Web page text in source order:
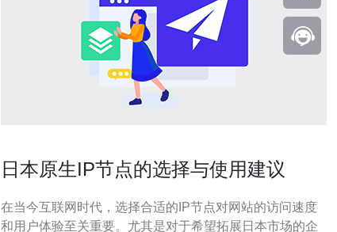
日本原生IP节点的选择与使用建议
在当今互联网时代，选择合适的IP节点对网站的访问速度
和用户体验至关重要。尤其是对于希望拓展日本市场的企